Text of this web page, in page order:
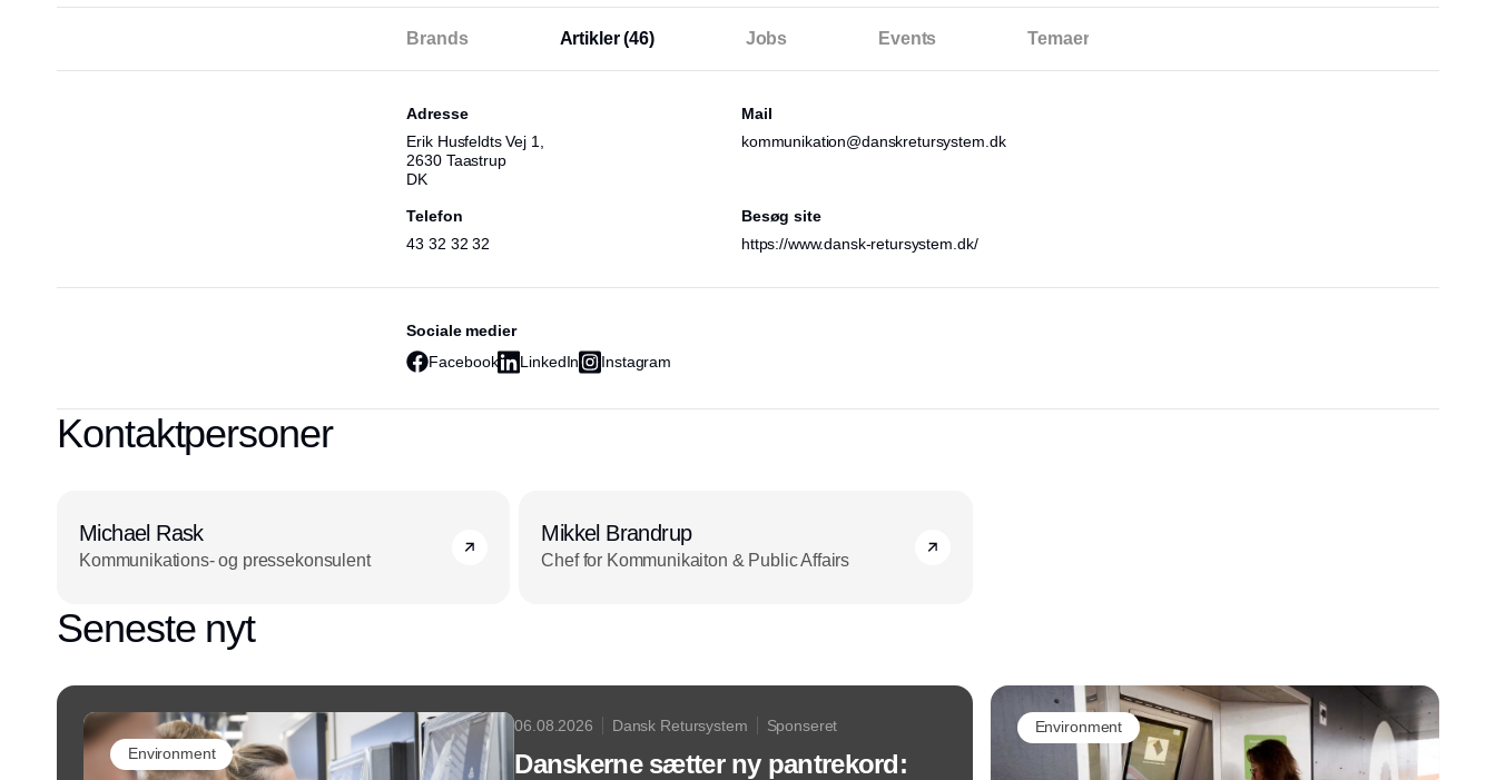
Brands Artikler(46) Jobs Events Temaer
Adresse
Erik Husfeldts Vej 1,
2630 Taastrup
DK
Mail
kommunikation@danskretursystem.dk
Telefon
43 32 32 32
Besøg site
https://www.dansk-retursystem.dk/
Sociale medier
Facebook
LinkedIn Instagram
Kontaktpersoner
Michael Rask
Kommunikations- og pressekonsulent
Mikkel Brandrup
Chef for Kommunikaiton & Public Affairs
Seneste nyt
Environment
06.08.2026 Dansk Retursystem Sponseret
Danskerne sætter ny pantrekord:
Environment